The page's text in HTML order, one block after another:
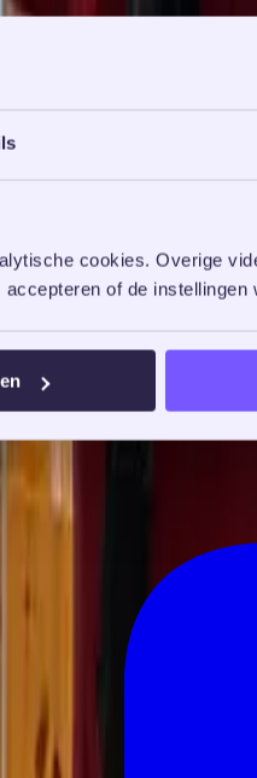
cookies. Overige
of de